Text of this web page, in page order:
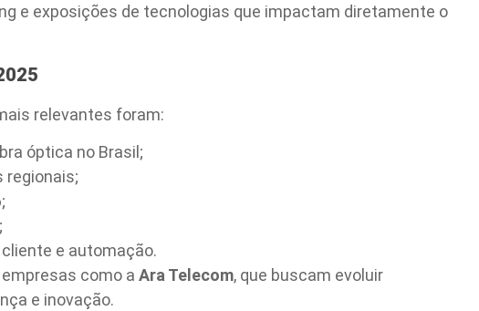
e exposições de tecnologias que impactam diretamente o
relevantes foram:
óptica no Brasil;
regionais;
e automação.
como a Ara Telecom, que buscam evoluir
e inovação.